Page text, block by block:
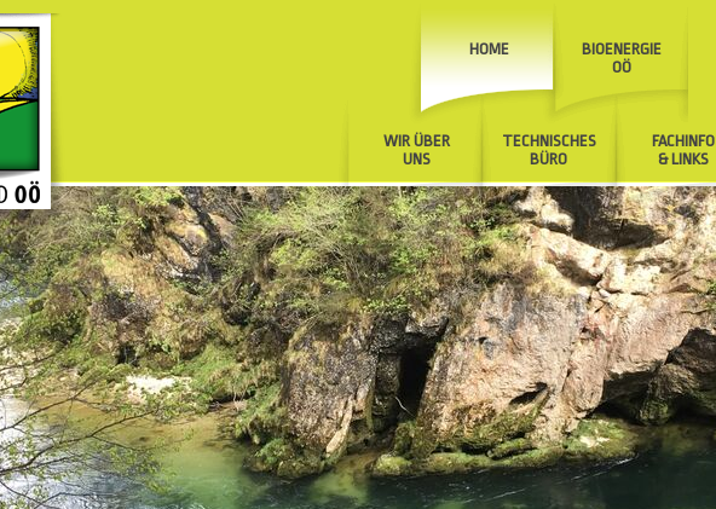
HOME
BIOENERGIE
OÖ
WIR ÜBER
UNS
TECHNISCHES
BÜRO
FACHINFO
& LINKS